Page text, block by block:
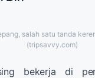
salah satu tanda
(tripsavvy.com)
bekerja di